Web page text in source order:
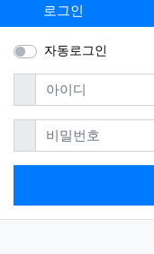
로그인
자동로그인
아이디필수
비밀번호필수